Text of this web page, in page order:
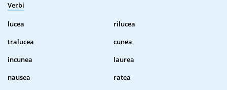
Verbi
lucea
rilucea
tralucea
cunea
incunea
laurea
nausea
ratea